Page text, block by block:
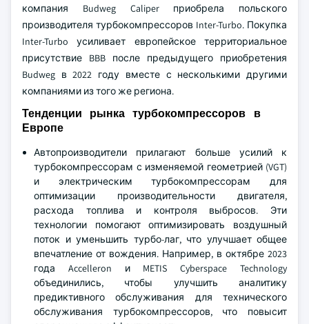
компания Budweg Caliper приобрела польского
производителя турбокомпрессоров Inter-Turbo. Покупка
Inter-Turbo усиливает европейское территориальное
присутствие BBB после предыдущего приобретения
Budweg в 2022 году вместе с несколькими другими
компаниями из того же региона.
Тенденции рынка турбокомпрессоров в
Европе
Автопроизводители прилагают больше усилий к
турбокомпрессорам с изменяемой геометрией (VGT)
и электрическим турбокомпрессорам для
оптимизации производительности двигателя,
расхода топлива и контроля выбросов. Эти
технологии помогают оптимизировать воздушный
поток и уменьшить турбо-лаг, что улучшает общее
впечатление от вождения. Например, в октябре 2023
года Accelleron и METIS Cyberspace Technology
объединились, чтобы улучшить аналитику
предиктивного обслуживания для технического
обслуживания турбокомпрессоров, что повысит